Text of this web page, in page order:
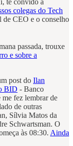
colegas do Tech
de CEO e o conselho
passada, trouxe
e sobre a
post do Ilan
BID - Banco
fez lembrar de
de outras
Sílvia Matos da
Schwartsman. O
às 08:30. Ainda